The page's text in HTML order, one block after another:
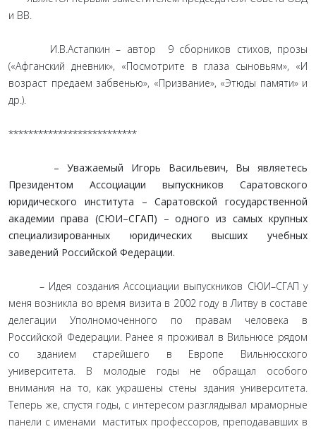
и ВВ.
И.В.Астапкин – автор 9 сборников стихов, прозы
(«Афганский дневник», «Посмотрите в глаза сыновьям», «И
возраст предаем забвенью», «Призвание», «Этюды памяти» и
др.).
**************************
– Уважаемый Игорь Васильевич, Вы являетесь
Президентом Ассоциации выпускников Саратовского
юридического института – Саратовской государственной
академии права (СЮИ–СГАП) – одного из самых крупных
специализированных юридических высших учебных
заведений Российской Федерации.
– Идея создания Ассоциации выпускников СЮИ–СГАП у
меня возникла во время визита в 2002 году в Литву в составе
делегации Уполномоченного по правам человека в
Российской Федерации. Ранее я проживал в Вильнюсе рядом
со зданием старейшего в Европе Вильнюсского
университета. В молодые годы не обращал особого
внимания на то, как украшены стены здания университета.
Теперь же, спустя годы, с интересом разглядывал мраморные
панели с именами маститых профессоров, преподававших в